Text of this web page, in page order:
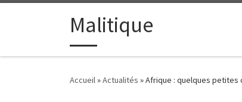
Passer au contenuMalitique
Accueil»Actualités »Afrique : quelques petites